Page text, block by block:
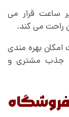
ساعت قرار می
راحت می کند.
امکان بهره مندی
جذب مشتری و